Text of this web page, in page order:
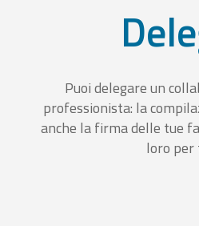
Puoi delegare un
professionista: la
anche la firma delle tue
loro per